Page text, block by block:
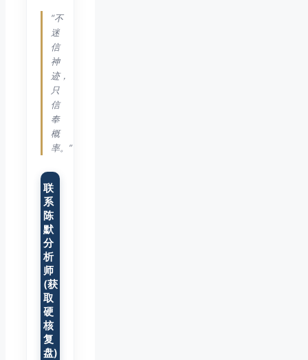
“不
迷
信
神
迹，
只
信
奉
概
率。”
联
系
陈
默
分
析
师
(获
取
硬
核
复
盘)